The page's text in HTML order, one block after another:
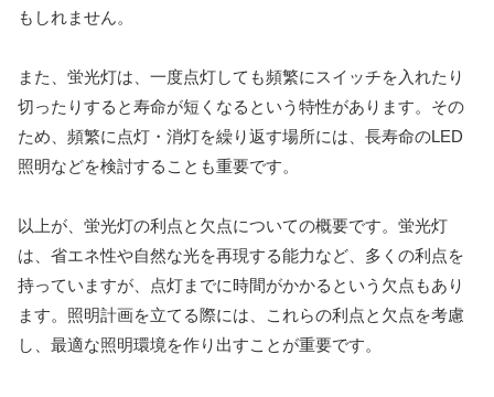
もしれません。
また、蛍光灯は、一度点灯しても頻繁にスイッチを入れたり
切ったりすると寿命が短くなるという特性があります。その
ため、頻繁に点灯・消灯を繰り返す場所には、長寿命のLED
照明などを検討することも重要です。
以上が、蛍光灯の利点と欠点についての概要です。蛍光灯
は、省エネ性や自然な光を再現する能力など、多くの利点を
持っていますが、点灯までに時間がかかるという欠点もあり
ます。照明計画を立てる際には、これらの利点と欠点を考慮
し、最適な照明環境を作り出すことが重要です。